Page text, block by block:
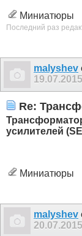
Миниатюры
Последний раз
malyshev
19.07.2015
Re:
усилителей
Миниатюры
malyshev
20.07.2015